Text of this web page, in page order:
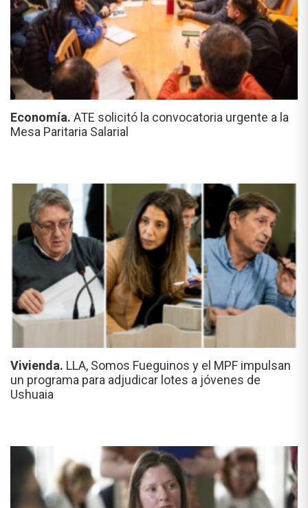
Economía. ATE solicitó la convocatoria urgente a la
Mesa Paritaria Salarial
Vivienda. LLA, Somos Fueguinos y el MPF impulsan
un programa para adjudicar lotes a jóvenes de
Ushuaia